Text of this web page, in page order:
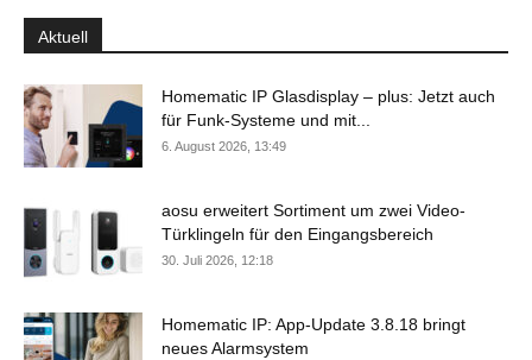
Aktuell
Homematic IP Glasdisplay – plus: Jetzt auch
für Funk-Systeme und mit...
6. August 2026, 13:49
aosu erweitert Sortiment um zwei Video-
Türklingeln für den Eingangsbereich
30. Juli 2026, 12:18
Homematic IP: App-Update 3.8.18 bringt
neues Alarmsystem